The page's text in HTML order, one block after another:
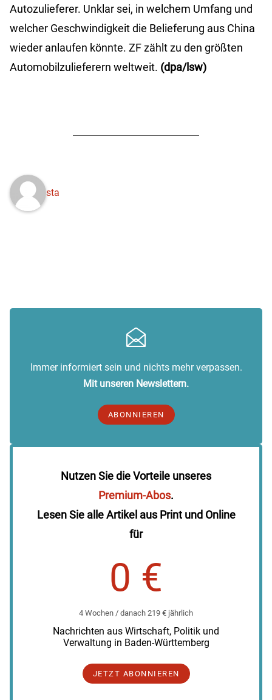
Autozulieferer. Unklar sei, in welchem Umfang und
welcher Geschwindigkeit die Belieferung aus China
wieder anlaufen könnte. ZF zählt zu den größten
Automobilzulieferern weltweit. (dpa/lsw)
sta
Immer informiert sein und nichts mehr verpassen.
Mit unseren Newslettern.
ABONNIEREN
Nutzen Sie die Vorteile unseres
Premium-Abos.
Lesen Sie alle Artikel aus Print und Online
für
0 €
4 Wochen / danach 219 € jährlich
Nachrichten aus Wirtschaft, Politik und
Verwaltung in Baden-Württemberg
JETZT ABONNIEREN